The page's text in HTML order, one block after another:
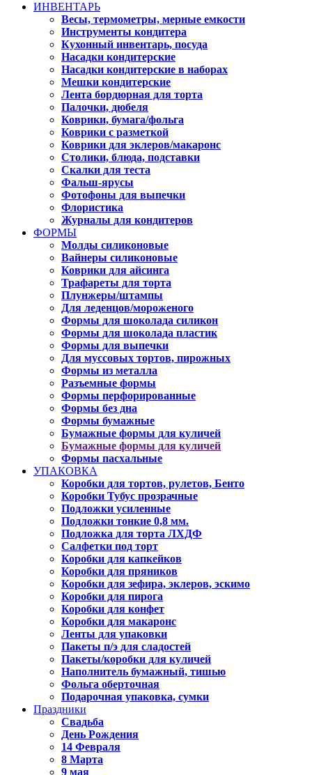
ИНВЕНТАРЬ
Весы, термометры, мерные емкости
Инструменты кондитера
Кухонный инвентарь, посуда
Насадки кондитерские
Насадки кондитерские в наборах
Мешки кондитерские
Лента бордюрная для торта
Палочки, дюбеля
Коврики, бумага/фольга
Коврики с разметкой
Коврики для эклеров/макаронс
Столики, блюда, подставки
Скалки для теста
Фальш-ярусы
Фотофоны для выпечки
Флористика
Журналы для кондитеров
ФОРМЫ
Молды силиконовые
Вайнеры силиконовые
Коврики для айсинга
Трафареты для торта
Плунжеры/штампы
Для леденцов/мороженого
Формы для шоколада силикон
Формы для шоколада пластик
Формы для выпечки
Для муссовых тортов, пирожных
Формы из металла
Разъемные формы
Формы перфорированные
Формы без дна
Формы бумажные
Бумажные формы для куличей
Бумажные формы для куличей
Формы пасхальные
УПАКОВКА
Коробки для тортов, рулетов, Бенто
Коробки Тубус прозрачные
Подложки усиленные
Подложки тонкие 0,8 мм.
Подложка для торта ЛХДФ
Салфетки под торт
Коробки для капкейков
Коробки для пряников
Коробки для зефира, эклеров, эскимо
Коробки для пирога
Коробки для конфет
Коробки для макаронс
Ленты для упаковки
Пакеты п/э для сладостей
Пакеты/коробки для куличей
Наполнитель бумажный, тишью
Фольга оберточная
Подарочная упаковка, сумки
Праздники
Свадьба
День Рождения
14 Февраля
8 Марта
9 мая